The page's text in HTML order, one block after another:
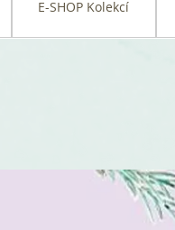
E-SHOP Kolekcí